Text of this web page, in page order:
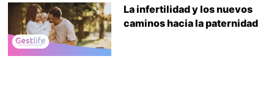
La infertilidad y los nuevos
caminos hacia la paternidad